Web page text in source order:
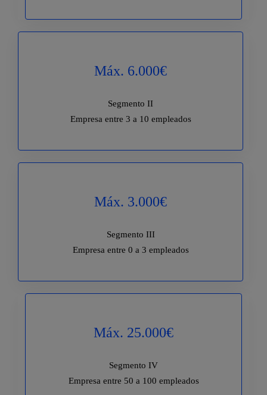
Máx. 6.000€
Segmento II
Empresa entre 3 a 10 empleados
Máx. 3.000€
Segmento III
Empresa entre 0 a 3 empleados
Máx. 25.000€
Segmento IV
Empresa entre 50 a 100 empleados